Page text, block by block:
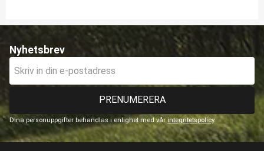
Nyhetsbrev
PRENUMERERA
Dina personuppgifter behandlas i enlighet med vår integritetspolicy.